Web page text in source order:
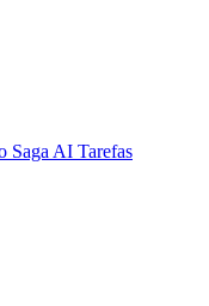
Saga AI Tarefas